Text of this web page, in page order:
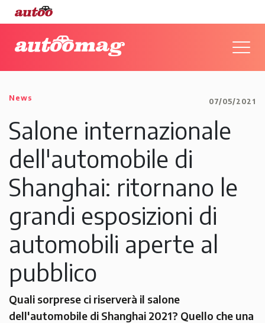
News 07/05/2021
Salone internazionale
dell'automobile di
Shanghai: ritornano le
grandi esposizioni di
automobili aperte al
pubblico
Quali sorprese ci riserverà il salone
dell'automobile di Shanghai 2021? Quello che una